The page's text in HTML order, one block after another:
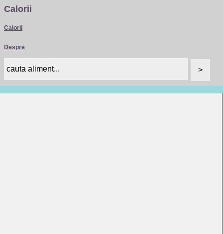
Calorii
Calorii
Despre